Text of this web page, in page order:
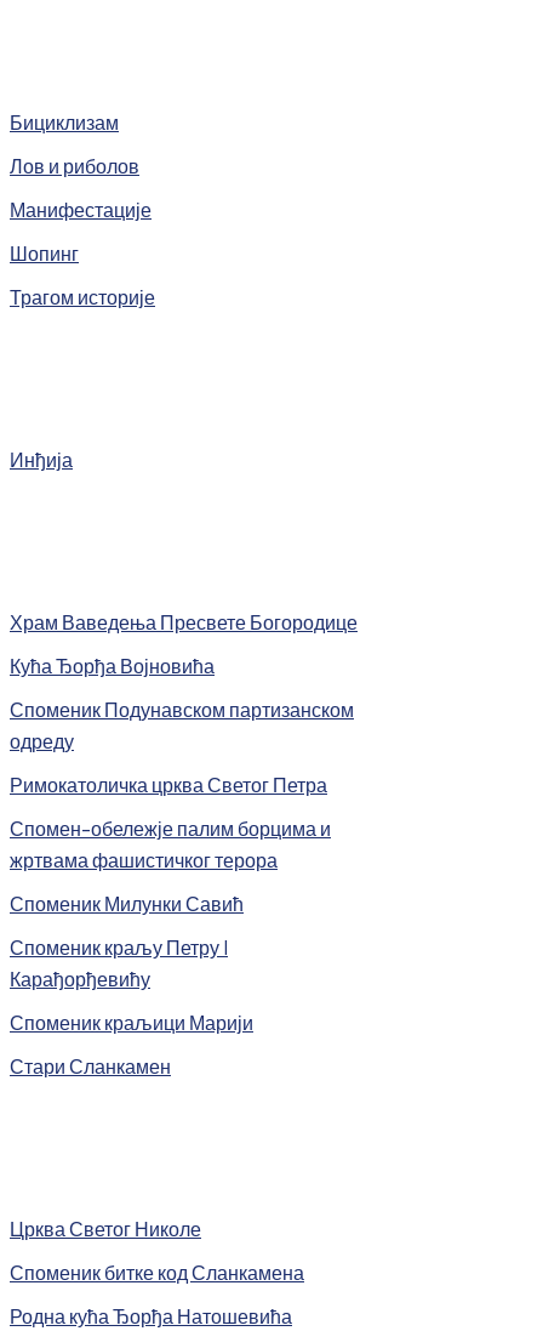
Бициклизам
Лов и риболов
Манифестације
Шопинг
Трагом историје
Инђија
Храм Ваведења Пресвете Богородице
Кућа Ђорђа Војновића
Споменик Подунавском партизанском
одреду
Римокатоличка црква Светог Петра
Спомен-обележје палим борцима и
жртвама фашистичког терора
Споменик Милунки Савић
Споменик краљу Петру I
Карађорђевићу
Споменик краљици Марији
Стари Сланкамен
Црква Светог Николе
Споменик битке код Сланкамена
Родна кућа Ђорђа Натошевића